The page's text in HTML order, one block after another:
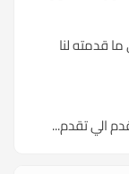
قدمته لنا
الي تقدم...